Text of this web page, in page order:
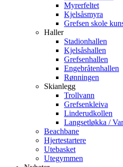
Myrerfeltet
Kjelsåsmyra
Grefsen skole
Haller
Stadionhallen
Kjelsåshallen
Grefsenhallen
Engebråtenhallen
Rønningen
Skianlegg
Trollvann
Grefsenkleiva
Linderudkollen
Langsetløkka /
Beachbane
Hjertestartere
Utebasket
Utegymmen